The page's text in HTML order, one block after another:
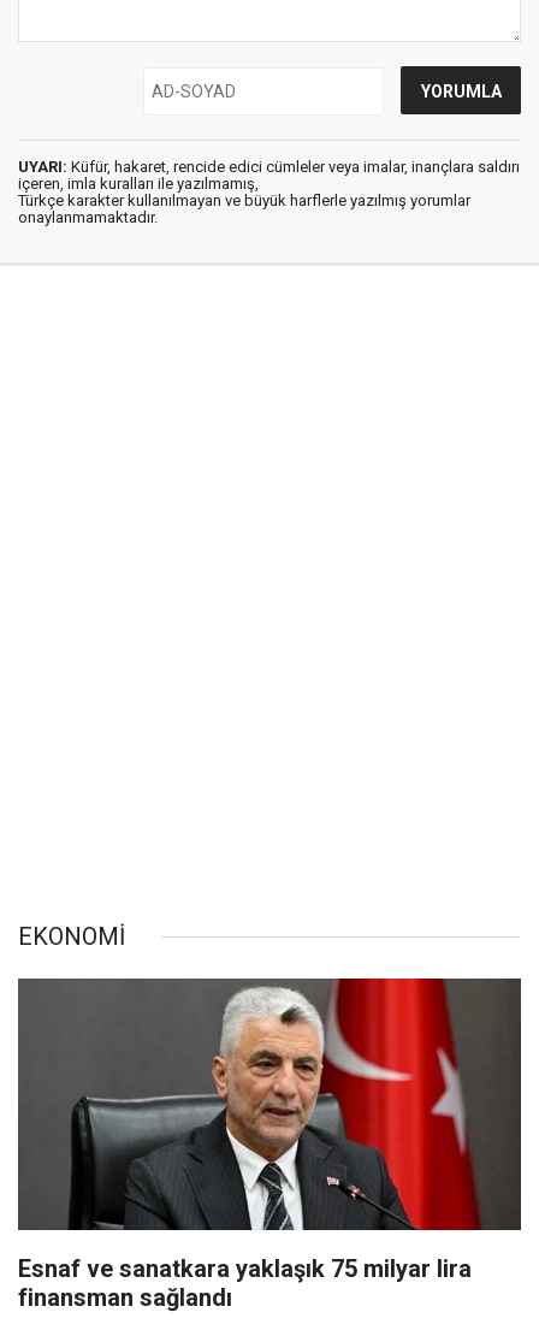
UYARI: Küfür, hakaret, rencide edici cümleler veya imalar, inançlara saldırı
içeren, imla kuralları ile yazılmamış,
Türkçe karakter kullanılmayan ve büyük harflerle yazılmış yorumlar
onaylanmamaktadır.
EKONOMİ
Esnaf ve sanatkara yaklaşık 75 milyar lira
finansman sağlandı